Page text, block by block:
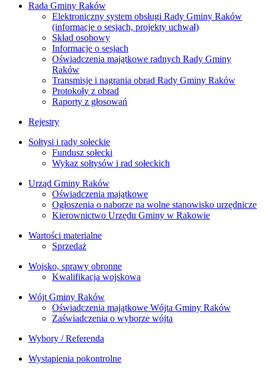
Rada Gminy Raków
Elektroniczny system obsługi Rady Gminy Raków
(informacje o sesjach, projekty uchwał)
Skład osobowy
Informacje o sesjach
Oświadczenia majątkowe radnych Rady Gminy
Raków
Transmisje i nagrania obrad Rady Gminy Raków
Protokoły z obrad
Raporty z głosowań
Rejestry
Sołtysi i rady sołeckie
Fundusz sołecki
Wykaz sołtysów i rad sołeckich
Urząd Gminy Raków
Oświadczenia majątkowe
Ogłoszenia o naborze na wolne stanowisko urzędnicze
Kierownictwo Urzędu Gminy w Rakowie
Wartości materialne
Sprzedaż
Wojsko, sprawy obronne
Kwalifikacja wojskowa
Wójt Gminy Raków
Oświadczenia majątkowe Wójta Gminy Raków
Zaświadczenia o wyborze wójta
Wybory / Referenda
Wystąpienia pokontrolne